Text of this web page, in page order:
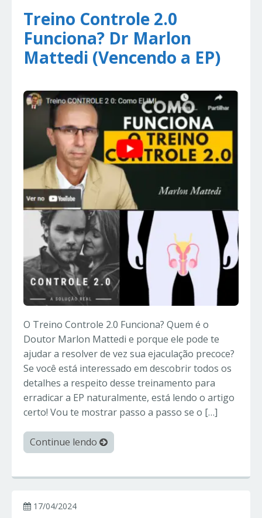
Treino Controle 2.0
Funciona? Dr Marlon
Mattedi (Vencendo a EP)
O Treino Controle 2.0 Funciona? Quem é o
Doutor Marlon Mattedi e porque ele pode te
ajudar a resolver de vez sua ejaculação precoce?
Se você está interessado em descobrir todos os
detalhes a respeito desse treinamento para
erradicar a EP naturalmente, está lendo o artigo
certo! Vou te mostrar passo a passo se o […]
Continue lendo
17/04/2024